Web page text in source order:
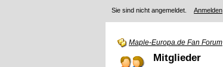
Sie sind nicht angemeldet. Anmelden
Maple-Europa.de Fan Forum
Mitglieder